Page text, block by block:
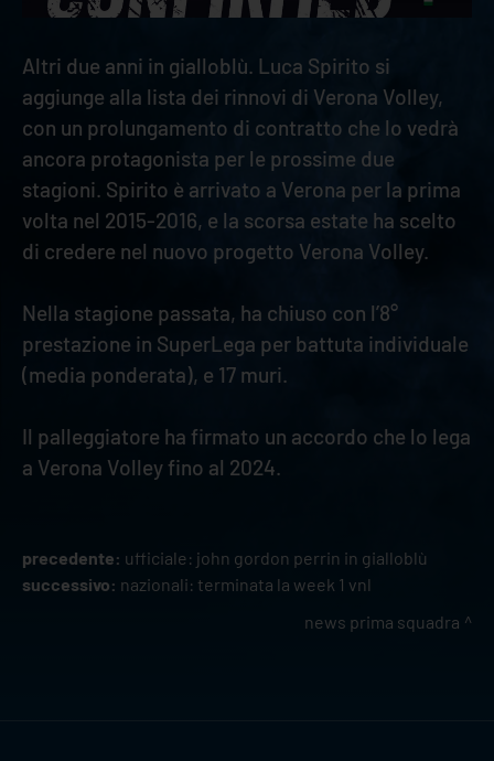
Altri due anni in gialloblù. Luca Spirito si
aggiunge alla lista dei rinnovi di Verona Volley,
con un prolungamento di contratto che lo vedrà
ancora protagonista per le prossime due
stagioni. Spirito è arrivato a Verona per la prima
volta nel 2015-2016, e la scorsa estate ha scelto
di credere nel nuovo progetto Verona Volley.
Nella stagione passata, ha chiuso con l’8°
prestazione in SuperLega per battuta individuale
(media ponderata), e 17 muri.
Il palleggiatore ha firmato un accordo che lo lega
a Verona Volley fino al 2024.
precedente: ufficiale: john gordon perrin in gialloblù
successivo: nazionali: terminata la week 1 vnl
news prima squadra